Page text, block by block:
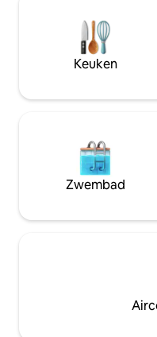
slaapbanken in de extra
plaats aan maximaal vier
zwembad is 12 maanden
geen
Keuken
Zwembad